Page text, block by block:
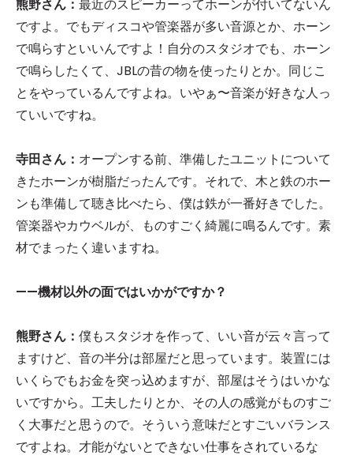
熊野さん： 最近のスピーカーってホーンが付いてないん
ですよ。でもディスコや管楽器が多い音源とか、ホーン
で鳴らすといいんですよ！自分のスタジオでも、ホーン
で鳴らしたくて、JBLの昔の物を使ったりとか。同じこ
とをやっているんですよね。いやぁ〜音楽が好きな人っ
ていいですね。
寺田さん： オープンする前、準備したユニットについて
きたホーンが樹脂だったんです。それで、木と鉄のホー
ンも準備して聴き比べたら、僕は鉄が一番好きでした。
管楽器やカウベルが、ものすごく綺麗に鳴るんです。素
材でまったく違いますね。
——機材以外の面ではいかがですか？
熊野さん： 僕もスタジオを作って、いい音が云々言って
ますけど、音の半分は部屋だと思っています。装置には
いくらでもお金を突っ込めますが、部屋はそうはいかな
いですから。工夫したりとか、その人の感覚がものすご
く大事だと思うので。そういう意味だとすごいバランス
ですよね。才能がないとできない仕事をされているな